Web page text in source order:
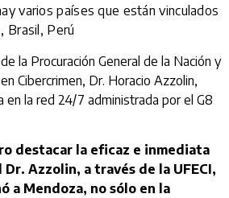
varios países que están vinculados
Brasil, Perú
la Procuración General de la Nación y
Cibercrimen, Dr. Horacio Azzolin,
en la red 24/7 administrada por el G8
destacar la eficaz e inmediata
Azzolin, a través de la UFECI,
a Mendoza, no sólo en la